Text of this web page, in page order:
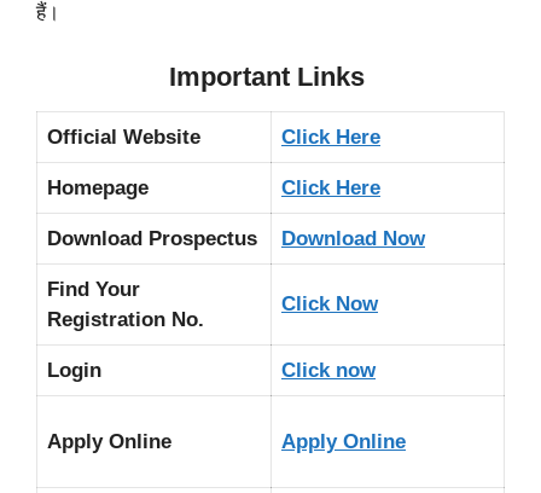
हैं।
Important Links
Official Website Click Here
Homepage Click Here
Download Prospectus Download Now
Find Your
Registration No.
Click Now
Login Click now
Apply Online Apply Online